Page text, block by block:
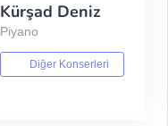
Kürşad Deniz
Piyano
Diğer Konserleri